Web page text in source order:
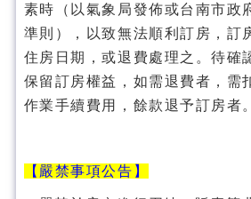
素時（以氣象局發佈或台南市政
準則），以致無法順利訂房，訂
住房日期，或退費處理之。待確
保留訂房權益，如需退費者，需
作業手續費用，餘款退予訂房者。
【嚴禁事項公告】